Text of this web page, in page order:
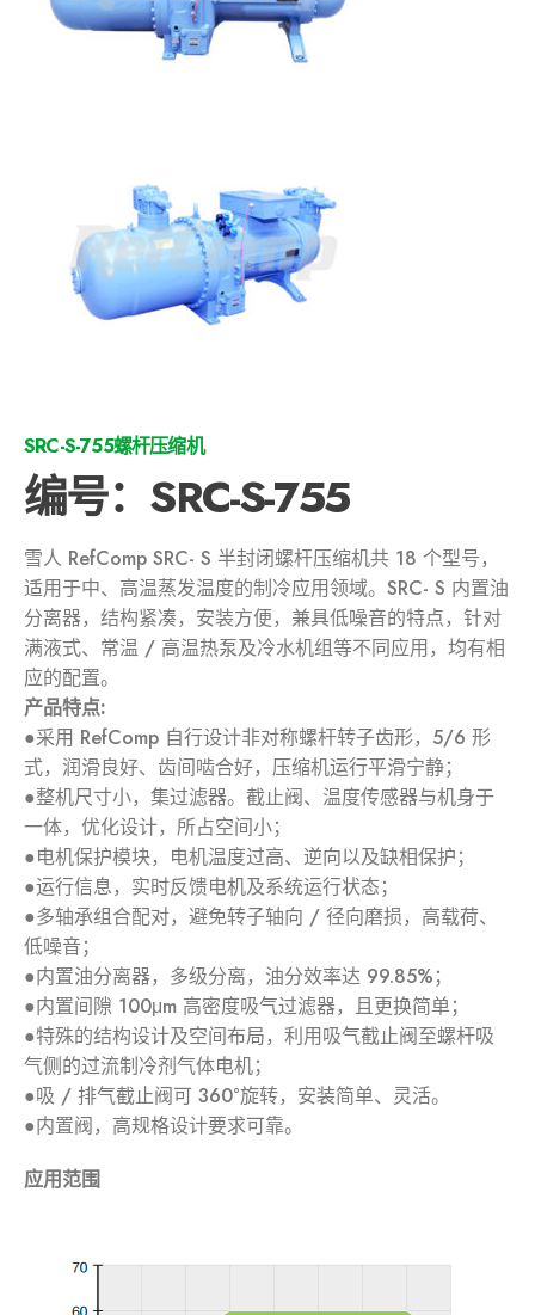
SRC-S-755螺杆压缩机
编号：SRC-S-755
雪人 RefComp SRC- S 半封闭螺杆压缩机共 18 个型号，
适用于中、高温蒸发温度的制冷应用领域。SRC- S 内置油
分离器，结构紧凑，安装方便，兼具低噪音的特点，针对
满液式、常温 / 高温热泵及冷水机组等不同应用，均有相
应的配置。
产品特点:
●采用 RefComp 自行设计非对称螺杆转子齿形，5/6 形
式，润滑良好、齿间啮合好，压缩机运行平滑宁静；
●整机尺寸小，集过滤器。截止阀、温度传感器与机身于
一体，优化设计，所占空间小；
●电机保护模块，电机温度过高、逆向以及缺相保护；
●运行信息，实时反馈电机及系统运行状态；
●多轴承组合配对，避免转子轴向 / 径向磨损，高载荷、
低噪音；
●内置油分离器，多级分离，油分效率达 99.85%；
●内置间隙 100μm 高密度吸气过滤器，且更换简单；
●特殊的结构设计及空间布局，利用吸气截止阀至螺杆吸
气侧的过流制冷剂气体电机；
●吸 / 排气截止阀可 360°旋转，安装简单、灵活。
●内置阀，高规格设计要求可靠。
应用范围